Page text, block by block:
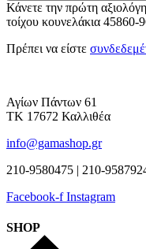
Κάνετε την πρώτη
τοίχου κουνελάκια 45860-
Πρέπει να είστε
Αγίων Πάντων 61
ΤΚ 17672 Καλλιθέα
info@gamashop.gr
210-9580475 | 210-
Facebook-f Instagram
SHOP